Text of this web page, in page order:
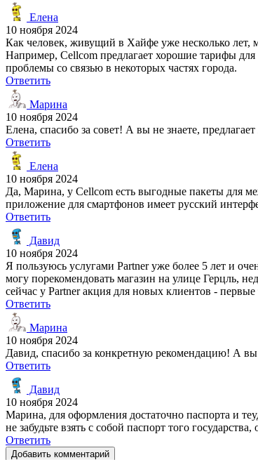
Елена
10 ноября 2024
Как человек, живущий в Хайфе уже несколько лет,
Например, Cellcom предлагает хорошие тарифы
проблемы со связью в некоторых частях города.
Ответить
Марина
10 ноября 2024
Елена, спасибо за совет! А вы не знаете,
Ответить
Елена
10 ноября 2024
Да, Марина, у Cellcom есть выгодные пакеты для
приложение для смартфонов имеет русский
Ответить
Давид
10 ноября 2024
Я пользуюсь услугами Partner уже более 5 лет и
могу порекомендовать магазин на улице Герцль,
сейчас у Partner акция для новых клиентов -
Ответить
Марина
10 ноября 2024
Давид, спасибо за конкретную рекомендацию! А
Ответить
Давид
10 ноября 2024
Марина, для оформления достаточно паспорта и
не забудьте взять с собой паспорт того
Ответить
Добавить комментарий